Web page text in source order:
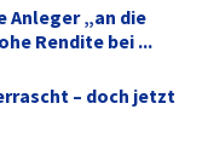
Anleger „an die
Rendite bei ...
– doch jetzt